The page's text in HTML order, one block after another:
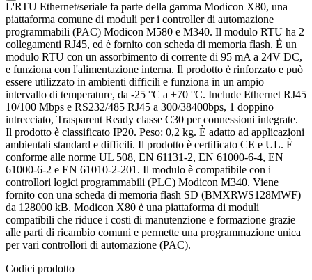
L'RTU Ethernet/seriale fa parte della gamma Modicon X80, una
piattaforma comune di moduli per i controller di automazione
programmabili (PAC) Modicon M580 e M340. Il modulo RTU ha 2
collegamenti RJ45, ed è fornito con scheda di memoria flash. È un
modulo RTU con un assorbimento di corrente di 95 mA a 24V DC,
e funziona con l'alimentazione interna. Il prodotto è rinforzato e può
essere utilizzato in ambienti difficili e funziona in un ampio
intervallo di temperature, da -25 °C a +70 °C. Include Ethernet RJ45
10/100 Mbps e RS232/485 RJ45 a 300/38400bps, 1 doppino
intrecciato, Trasparent Ready classe C30 per connessioni integrate.
Il prodotto è classificato IP20. Peso: 0,2 kg. È adatto ad applicazioni
ambientali standard e difficili. Il prodotto è certificato CE e UL. È
conforme alle norme UL 508, EN 61131-2, EN 61000-6-4, EN
61000-6-2 e EN 61010-2-201. Il modulo è compatibile con i
controllori logici programmabili (PLC) Modicon M340. Viene
fornito con una scheda di memoria flash SD (BMXRWS128MWF)
da 128000 kB. Modicon X80 è una piattaforma di moduli
compatibili che riduce i costi di manutenzione e formazione grazie
alle parti di ricambio comuni e permette una programmazione unica
per vari controllori di automazione (PAC).
Codici prodotto